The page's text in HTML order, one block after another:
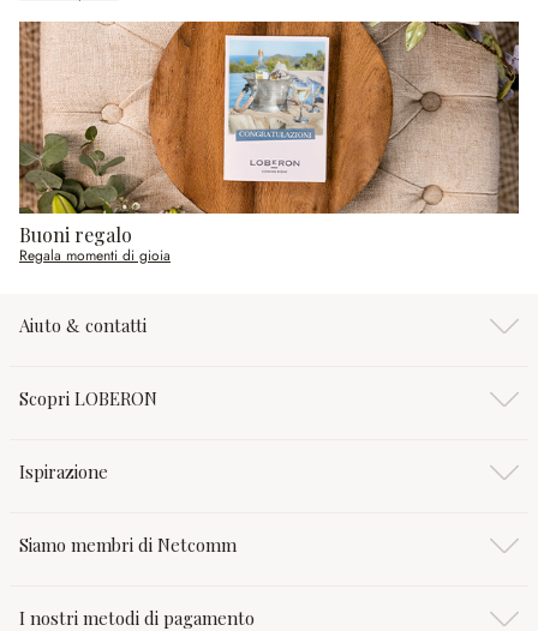
Buoni regalo
Regala momenti di gioia
Aiuto & contatti
Scopri LOBERON
Ispirazione
Siamo membri di Netcomm
I nostri metodi di pagamento